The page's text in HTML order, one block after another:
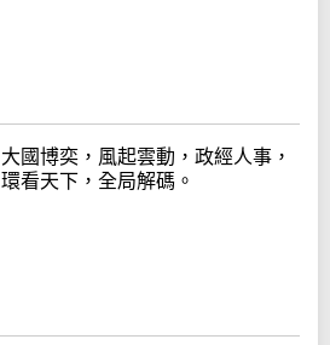
大國博奕，風起雲動，政經人事，
環看天下，全局解碼。